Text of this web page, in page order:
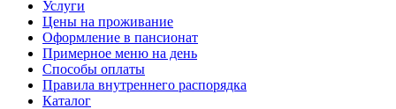
Услуги
Цены на проживание
Оформление в пансионат
Примерное меню на день
Способы оплаты
Правила внутреннего распорядка
Каталог